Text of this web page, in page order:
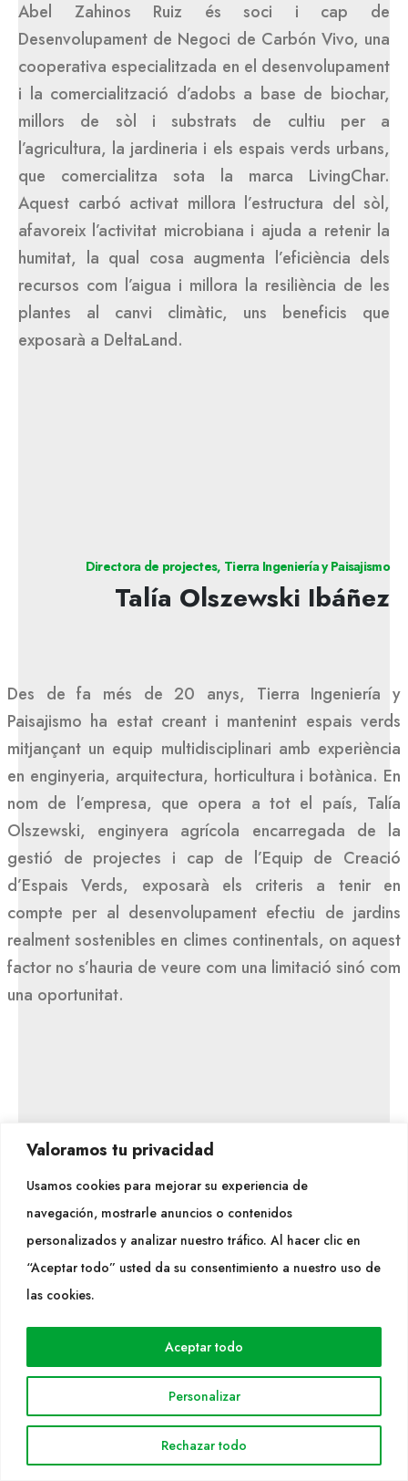
Valoramos tu privacidad
Usamos cookies para mejorar su experiencia de
navegación, mostrarle anuncios o contenidos
personalizados y analizar nuestro tráfico. Al hacer clic en
“Aceptar todo” usted da su consentimiento a nuestro uso de
las cookies.
Personalizar
Rechazar todo
Aceptar todo
Abel Zahinos Ruiz és soci i cap de
Desenvolupament de Negoci de Carbón Vivo, una
cooperativa especialitzada en el desenvolupament
i la comercialització d’adobs a base de biochar,
millors de sòl i substrats de cultiu per a
l’agricultura, la jardineria i els espais verds urbans,
que comercialitza sota la marca LivingChar.
Aquest carbó activat millora l’estructura del sòl,
afavoreix l’activitat microbiana i ajuda a retenir la
humitat, la qual cosa augmenta l’eficiència dels
recursos com l’aigua i millora la resiliència de les
plantes al canvi climàtic, uns beneficis que
exposarà a DeltaLand.
Directora de projectes, Tierra Ingeniería y Paisajismo
Talía Olszewski Ibáñez
Des de fa més de 20 anys, Tierra Ingeniería y
Paisajismo ha estat creant i mantenint espais verds
mitjançant un equip multidisciplinari amb experiència
en enginyeria, arquitectura, horticultura i botànica. En
nom de l’empresa, que opera a tot el país, Talía
Olszewski, enginyera agrícola encarregada de la
gestió de projectes i cap de l’Equip de Creació
d’Espais Verds, exposarà els criteris a tenir en
compte per al desenvolupament efectiu de jardins
realment sostenibles en climes continentals, on aquest
factor no s’hauria de veure com una limitació sinó com
una oportunitat.
Hunter i FX Luminaire
Imma Pedemonte i Vives
Amb formació com a enginyera agrònoma i amb una
àmplia experiència en projectes de sistemes de
regadiu, Imma Pedemonte treballa actualment en
instal·lacions d’il·luminació de paisatgisme amb FX
Luminaire, una empresa líder en productes